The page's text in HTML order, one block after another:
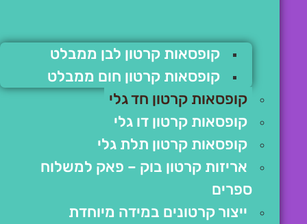
קופסאות קרטון לבן ממבלט
קופסאות קרטון חום ממבלט
קופסאות קרטון חד גלי
קופסאות קרטון דו גלי
קופסאות קרטון תלת גלי
אריזות קרטון בוק – פאק למשלוח
ספרים
ייצור קרטונים במידה מיוחדת